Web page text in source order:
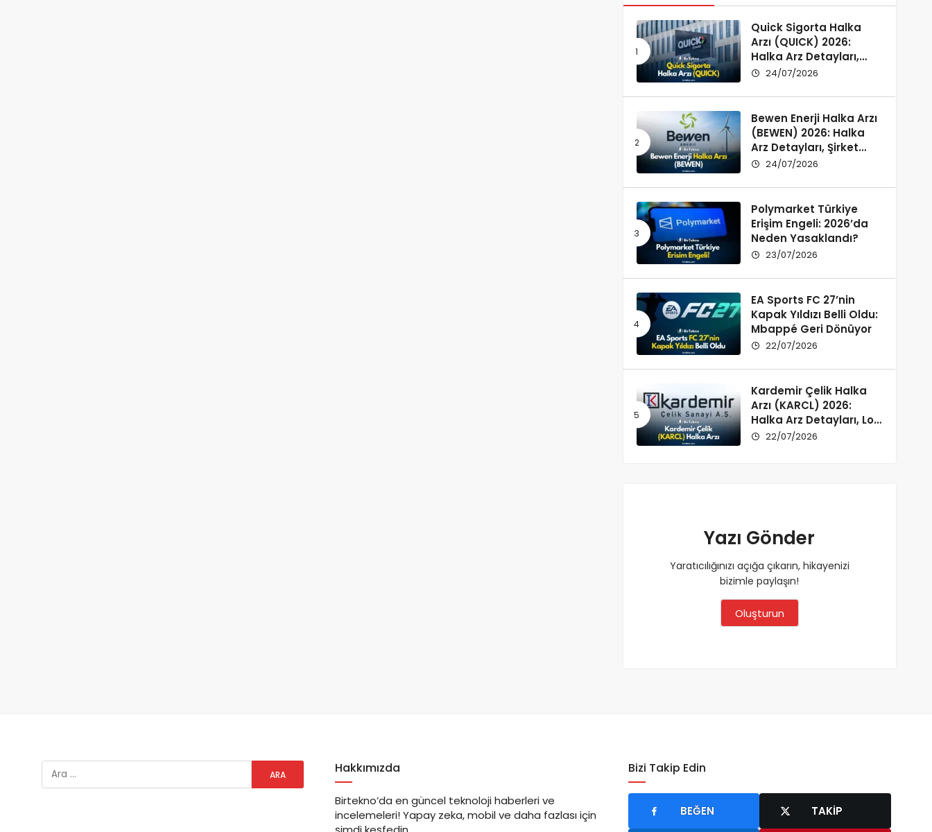
Quick Sigorta Halka
Arzı (QUICK) 2026:
Halka Arz Detayları,
Şirket Profili ve
24/07/2026
Bewen Enerji Halka Arzı
(BEWEN) 2026: Halka
Arz Detayları, Şirket
Profili ve Fon Kullanımı
24/07/2026
Polymarket Türkiye
Erişim Engeli: 2026’da
Neden Yasaklandı?
23/07/2026
EA Sports FC 27’nin
Kapak Yıldızı Belli Oldu:
Mbappé Geri Dönüyor
22/07/2026
Kardemir Çelik Halka
Arzı (KARCL) 2026:
Halka Arz Detayları, Lot
Dağılımı ve Şirket Profili
22/07/2026
Yazı Gönder
Yaratıcılığınızı açığa çıkarın, hikayenizi
bizimle paylaşın!
Oluşturun
Hakkımızda
Birtekno’da en güncel teknoloji haberleri ve
incelemeleri! Yapay zeka, mobil ve daha fazlası için
Bizi Takip Edin
BEĞEN TAKIP